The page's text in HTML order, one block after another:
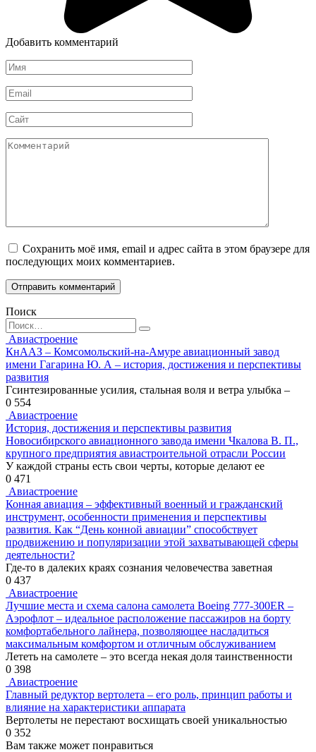
Добавить комментарий
Имя
*
Email
*
Сайт
Комментарий
Сохранить моё имя, email и адрес сайта в этом браузере для
последующих моих комментариев.
Поиск
Search
for:
Авиастроение
КнААЗ – Комсомольский-на-Амуре авиационный завод
имени Гагарина Ю. А – история, достижения и перспективы
развития
Гсинтезированные усилия, стальная воля и ветра улыбка –
0 554
Авиастроение
История, достижения и перспективы развития
Новосибирского авиационного завода имени Чкалова В. П.,
крупного предприятия авиастроительной отрасли России
У каждой страны есть свои черты, которые делают ее
0 471
Авиастроение
Конная авиация – эффективный военный и гражданский
инструмент, особенности применения и перспективы
развития. Как “День конной авиации” способствует
продвижению и популяризации этой захватывающей сферы
деятельности?
Где-то в далеких краях сознания человечества заветная
0 437
Авиастроение
Лучшие места и схема салона самолета Boeing 777-300ER –
Аэрофлот – идеальное расположение пассажиров на борту
комфортабельного лайнера, позволяющее насладиться
максимальным комфортом и отличным обслуживанием
Лететь на самолете – это всегда некая доля таинственности
0 398
Авиастроение
Главный редуктор вертолета – его роль, принцип работы и
влияние на характеристики аппарата
Вертолеты не перестают восхищать своей уникальностью
0 352
Вам также может понравиться